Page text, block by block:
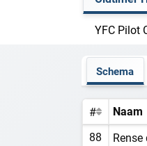
YFC Pilot
Schema
# Naam
88
Rense